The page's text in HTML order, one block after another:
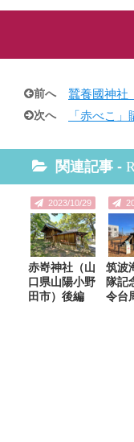
前へ 蠶養國神社
次へ 「赤べこ
関連記事 -
2023/10/29
赤嵜神社（山
口県山陽小野
田市）後編
筑波
隊記
令台